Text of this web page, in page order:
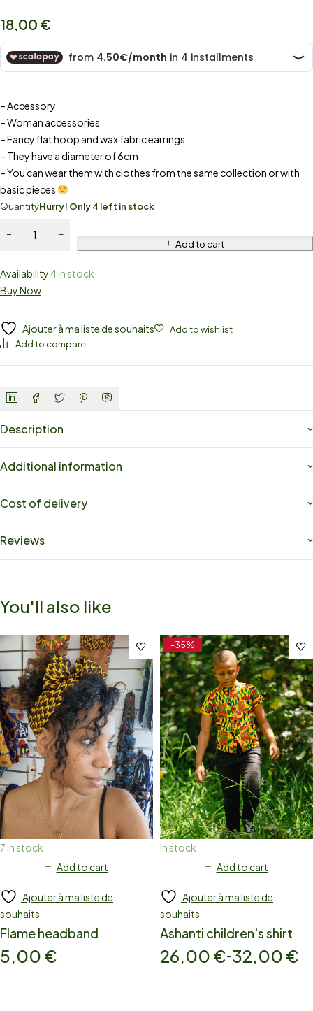
18,00 €
– Accessory
– Woman accessories
– Fancy flat hoop and wax fabric earrings
– They have a diameter of 6cm
– You can wear them with clothes from the same collection or with
basic pieces
QuantityHurry! Only 4 left in stock
Add to cart
Availability4 in stock
Buy Now
Ajouter à ma liste de souhaits
Add to wishlist
Add to compare
Description
Additional information
Cost of delivery
Reviews
You'll also like
7 in stock
Add to cart
Ajouter à ma liste de
souhaits
Flame headband
5,00 €
-35%
In stock
Add to cart
Ajouter à ma liste de
souhaits
Ashanti children's shirt
26,00 €–32,00 €